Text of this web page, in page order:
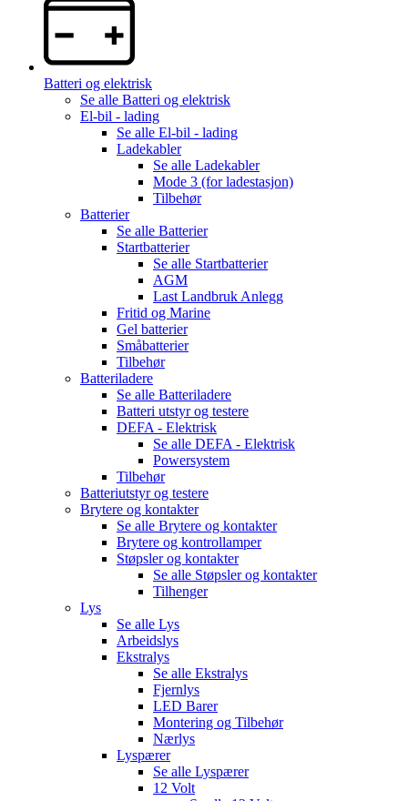
Batteri og elektrisk
Se alle Batteri og elektrisk
El-bil - lading
Se alle El-bil - lading
Ladekabler
Se alle Ladekabler
Mode 3 (for ladestasjon)
Tilbehør
Batterier
Se alle Batterier
Startbatterier
Se alle Startbatterier
AGM
Last Landbruk Anlegg
Fritid og Marine
Gel batterier
Småbatterier
Tilbehør
Batteriladere
Se alle Batteriladere
Batteri utstyr og testere
DEFA - Elektrisk
Se alle DEFA - Elektrisk
Powersystem
Tilbehør
Batteriutstyr og testere
Brytere og kontakter
Se alle Brytere og kontakter
Brytere og kontrollamper
Støpsler og kontakter
Se alle Støpsler og kontakter
Tilhenger
Lys
Se alle Lys
Arbeidslys
Ekstralys
Se alle Ekstralys
Fjernlys
LED Barer
Montering og Tilbehør
Nærlys
Lyspærer
Se alle Lyspærer
12 Volt